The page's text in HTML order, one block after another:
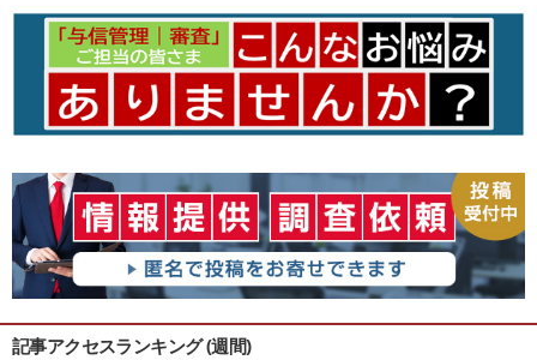
記事アクセスランキング (週間)